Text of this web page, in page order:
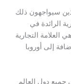
سيواجهون ذلك
الرائدة في
العلامة التجارية
إلى أوروبا
دول العالم